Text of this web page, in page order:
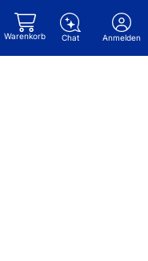
Warenkorb Chat Anmelden